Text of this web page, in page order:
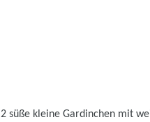
2 süße kleine Gardinchen mit